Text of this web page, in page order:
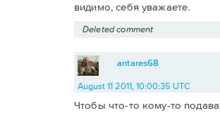
видимо, себя уважаете.
Deleted comment
antares68
August 11 2011, 10:00:35 UTC
Чтобы что-то кому-то